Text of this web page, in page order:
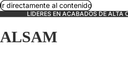
Ir directamente al contenido
LÍDERES EN ACABADOS DE ALTA
ALSAM